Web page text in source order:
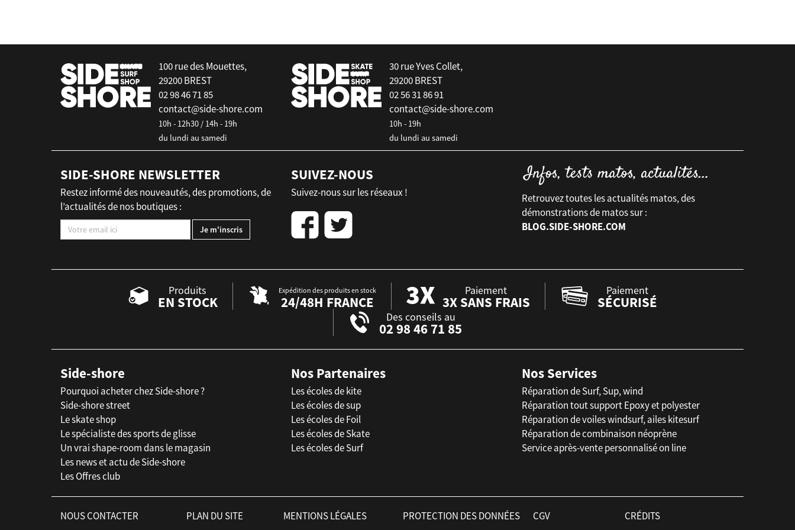
100 rue des Mouettes,
29200 BREST
02 98 46 71 85
contact@side-shore.com
10h - 12h30 / 14h - 19h
du lundi au samedi
30 rue Yves Collet,
29200 BREST
02 56 31 86 91
contact@side-shore.com
10h - 19h
du lundi au samedi
SIDE-SHORE NEWSLETTER
Restez informé des nouveautés, des promotions, de
l’actualités de nos boutiques :
SUIVEZ-NOUS
Suivez-nous sur les réseaux !
Retrouvez toutes les actualités matos, des
démonstrations de matos sur :
BLOG.SIDE-SHORE.COM
Produits
EN STOCK
Expédition des produits en stock
24/48H FRANCE
Paiement
3X SANS FRAIS
Paiement
SÉCURISÉ
Des conseils au
02 98 46 71 85
Side-shore
Pourquoi acheter chez Side-shore ?
Side-shore street
Le skate shop
Le spécialiste des sports de glisse
Un vrai shape-room dans le magasin
Les news et actu de Side-shore
Les Offres club
Nos Partenaires
Les écoles de kite
Les écoles de sup
Les écoles de Foil
Les écoles de Skate
Les écoles de Surf
Nos Services
Réparation de Surf, Sup, wind
Réparation tout support Epoxy et polyester
Réparation de voiles windsurf, ailes kitesurf
Réparation de combinaison néoprène
Service après-vente personnalisé on line
NOUS CONTACTER PLAN DU SITE MENTIONS LÉGALES PROTECTION DES DONNÉES CGV CRÉDITS